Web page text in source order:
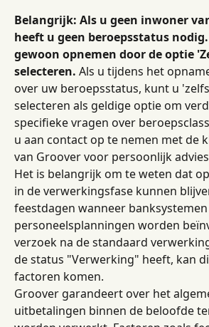
Belangrijk: Als u geen inwoner
heeft u geen beroepsstatus
gewoon opnemen door de optie
selecteren. Als u tijdens het
over uw beroepsstatus, kunt u
selecteren als geldige optie om
specifieke vragen over
u aan contact op te nemen met de
van Groover voor persoonlijk
Het is belangrijk om te weten dat
in de verwerkingsfase kunnen
feestdagen wanneer
personeelsplanningen worden
verzoek na de standaard
de status "Verwerking" heeft, kan
factoren komen.
Groover garandeert over het
uitbetalingen binnen de beloofde